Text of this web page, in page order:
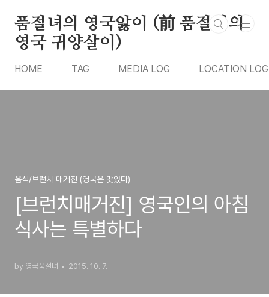
품절녀의 영국앓이 (前 품절녀의
영국 귀양살이)
HOME TAG MEDIA LOG LOCATION LOG
음식/브런치 매거진 (영국은 맛있다)
[브런치매거진] 영국인의 아침
식사는 특별하다
by 영국품절녀 2015. 10. 7.